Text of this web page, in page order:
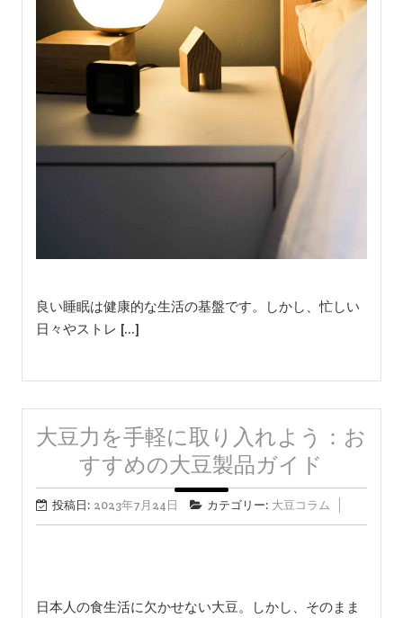
良い睡眠は健康的な生活の基盤です。しかし、忙しい
日々やストレ […]
大豆力を手軽に取り入れよう：お
すすめの大豆製品ガイド
投稿日: 2023年7月24日 カテゴリー: 大豆コラム
日本人の食生活に欠かせない大豆。しかし、そのまま